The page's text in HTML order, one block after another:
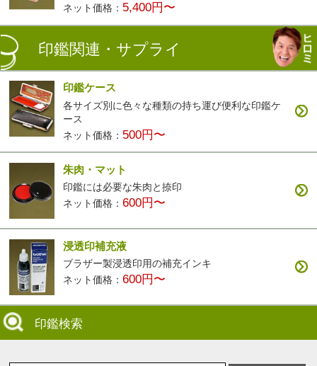
ネット価格： 5,400円〜
印鑑関連・サプライ
印鑑ケース
各サイズ別に色々な種類の持ち運び便利な印鑑ケ
ース
ネット価格： 500円〜
朱肉・マット
印鑑には必要な朱肉と捺印
ネット価格：600円〜
浸透印補充液
ブラザー製浸透印用の補充インキ
ネット価格：600円〜
印鑑検索